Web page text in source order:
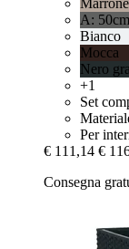
A:
Bianco
Mocca
Nero
+1
Set
Per
€ 111,14 €
Consegna